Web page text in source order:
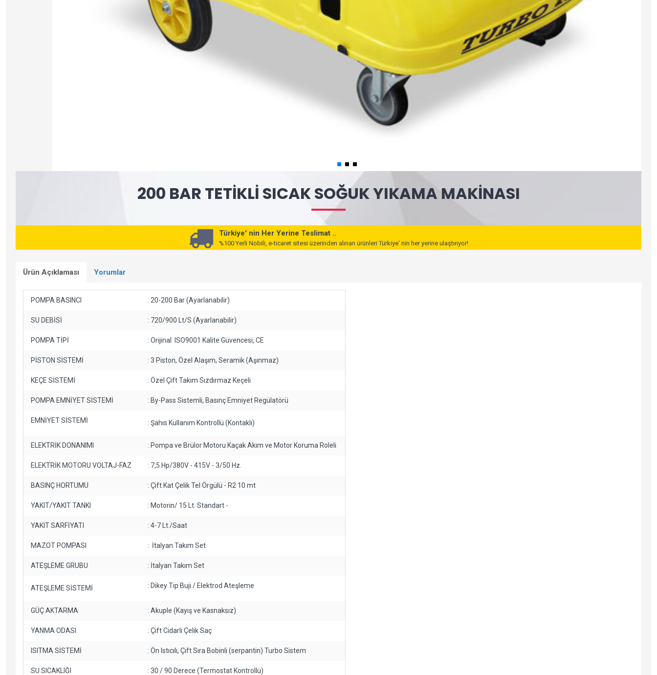
200 BAR TETIKLI SICAK SOĞUK YIKAMA MAKINASI
Türkiye' nin Her Yerine Teslimat ..
%100 Yerli Nobili, e-ticaret sitesi üzerinden alınan ürünleri Türkiye' nin her yerine ulaştırıyor!
Ürün Açıklaması Yorumlar
POMPA BASINCI : 20-200 Bar (Ayarlanabilir)
SU DEBİSİ : 720/900 Lt/S (Ayarlanabilir)
POMPA TİPİ : Orijinal ISO9001 Kalite Güvencesi, CE
PİSTON SİSTEMİ : 3 Piston, Özel Alaşım, Seramik (Aşınmaz)
KEÇE SİSTEMİ : Özel Çift Takım Sızdırmaz Keçeli
POMPA EMNİYET SİSTEMİ : By-Pass Sistemli, Basınç Emniyet Regülatörü
EMNİYET SİSTEMİ : Şahıs Kullanım Kontrollü (Kontaklı)
ELEKTRİK DONANIMI : Pompa ve Brülor Motoru Kaçak Akım ve Motor Koruma Roleli
ELEKTRİK MOTORU VOLTAJ-FAZ : 7,5 Hp/380V - 415V - 3/50 Hz.
BASINÇ HORTUMU : Çift Kat Çelik Tel Örgülü - R2 10 mt
YAKIT/YAKIT TANKI : Motorin/ 15 Lt. Standart -
YAKIT SARFİYATI : 4-7 Lt./Saat
MAZOT POMPASI : İtalyan Takım Set
ATEŞLEME GRUBU : İtalyan Takım Set
ATEŞLEME SİSTEMİ : Dikey Tip Buji / Elektrod Ateşleme
GÜÇ AKTARMA : Akuple (Kayış ve Kasnaksız)
YANMA ODASI : Çift Cidarlı Çelik Saç
ISITMA SİSTEMİ : Ön Istıcılı, Çift Sıra Bobinli (serpantin) Turbo Sistem
SU SICAKLIĞI : 30 / 90 Derece (Termostat Kontrollü)